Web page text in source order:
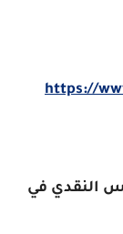
https://
النقدي في